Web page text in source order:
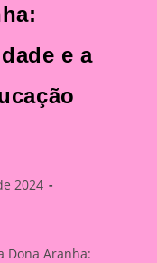
e a
2024
Dona Aranha: